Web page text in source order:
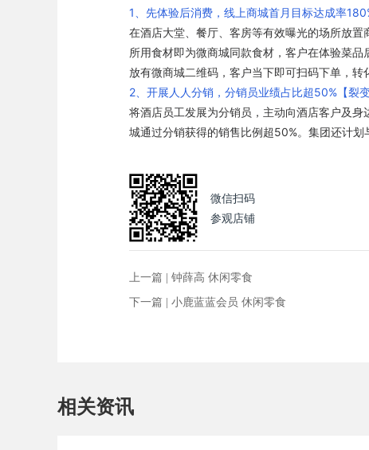
1、先体验后消费，线上商城首月目标达成率
在酒店大堂、餐厅、客房等有效曝光的场所放
所用食材即为微商城同款食材，客户在体验菜
放有微商城二维码，客户当下即可扫码下单，转
2、开展人人分销，分销员业绩占比超50%【裂变
将酒店员工发展为分销员，主动向酒店客户及
城通过分销获得的销售比例超50%。集团还计
微信扫码
参观店铺
上一篇 | 钟薛高 休闲零食
下一篇 | 小鹿蓝蓝会员 休闲零食
相关资讯